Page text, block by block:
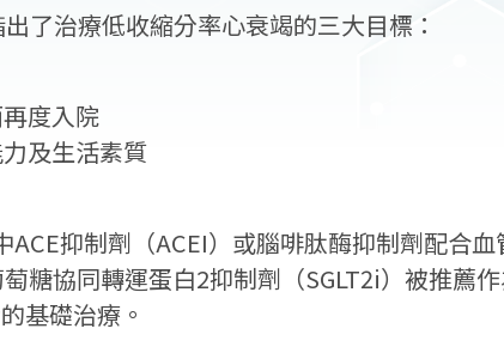
了治療低收縮分率心衰竭的三大目標：
度入院
及生活素質
抑制劑（ACEI）或腦啡肽酶抑制劑配合血
糖協同轉運蛋白2抑制劑（SGLT2i）被推薦
基礎治療。